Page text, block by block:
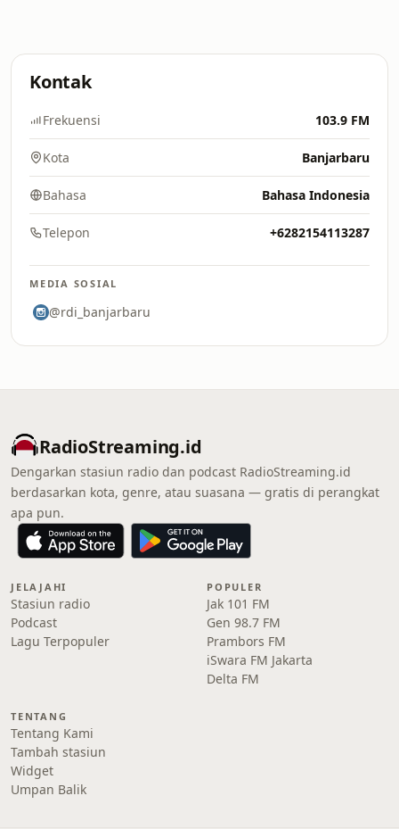
Kontak
Frekuensi 103.9 FM
Kota Banjarbaru
Bahasa Bahasa Indonesia
Telepon +6282154113287
MEDIA SOSIAL
@rdi_banjarbaru
RadioStreaming.id
Dengarkan stasiun radio dan podcast RadioStreaming.id
berdasarkan kota, genre, atau suasana — gratis di perangkat
apa pun.
JELAJAHI
Stasiun radio
Podcast
Lagu Terpopuler
POPULER
Jak 101 FM
Gen 98.7 FM
Prambors FM
iSwara FM Jakarta
Delta FM
TENTANG
Tentang Kami
Tambah stasiun
Widget
Umpan Balik